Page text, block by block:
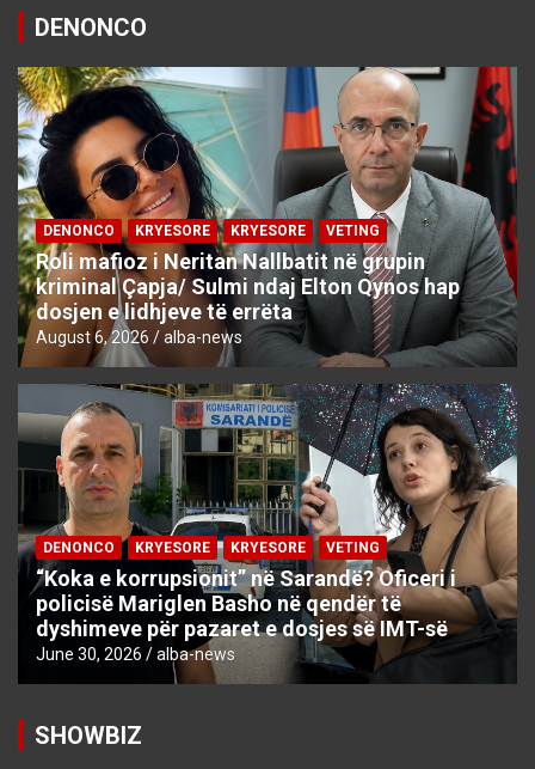
DENONCO
DENONCO KRYESORE KRYESORE VETING
Roli mafioz i Neritan Nallbatit në grupin
kriminal Çapja/ Sulmi ndaj Elton Qynos hap
dosjen e lidhjeve të errëta
August 6, 2026 alba-news
DENONCO KRYESORE KRYESORE VETING
“Koka e korrupsionit” në Sarandë? Oficeri i
policisë Mariglen Basho në qendër të
dyshimeve për pazaret e dosjes së IMT-së
June 30, 2026 alba-news
SHOWBIZ